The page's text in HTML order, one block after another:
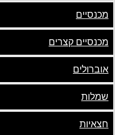
מכנסיים
מכנסיים קצרים
אוברולים
שמלות
חצאיות